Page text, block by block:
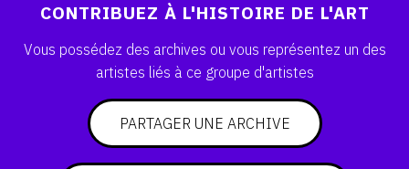
CONTRIBUEZ À L'HISTOIRE DE L'ART
Vous possédez des archives ou vous représentez un des
artistes liés à ce groupe d'artistes
PARTAGER UNE ARCHIVE